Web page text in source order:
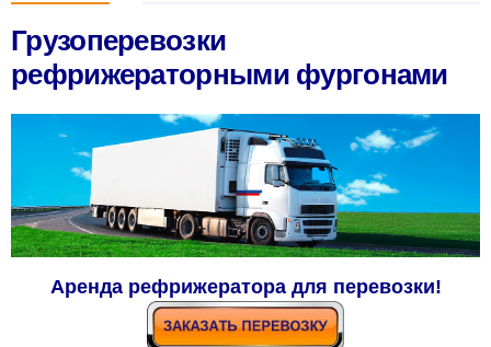
Грузоперевозки
рефрижераторными фургонами
Аренда рефрижератора для перевозки!